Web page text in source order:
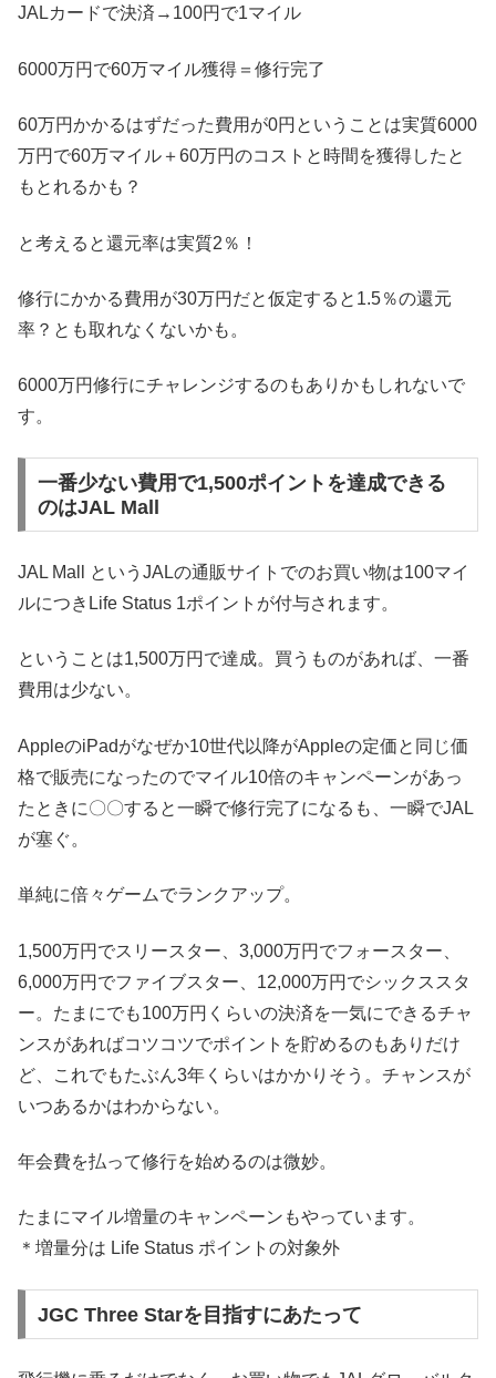
JALカードで決済→100円で1マイル
6000万円で60万マイル獲得＝修行完了
60万円かかるはずだった費用が0円ということは実質6000
万円で60万マイル＋60万円のコストと時間を獲得したと
もとれるかも？
と考えると還元率は実質2％！
修行にかかる費用が30万円だと仮定すると1.5％の還元
率？とも取れなくないかも。
6000万円修行にチャレンジするのもありかもしれないで
す。
一番少ない費用で1,500ポイントを達成できる
のはJAL Mall
JAL Mall というJALの通販サイトでのお買い物は100マイ
ルにつきLife Status 1ポイントが付与されます。
ということは1,500万円で達成。買うものがあれば、一番
費用は少ない。
AppleのiPadがなぜか10世代以降がAppleの定価と同じ価
格で販売になったのでマイル10倍のキャンペーンがあっ
たときに〇〇すると一瞬で修行完了になるも、一瞬でJAL
が塞ぐ。
単純に倍々ゲームでランクアップ。
1,500万円でスリースター、3,000万円でフォースター、
6,000万円でファイブスター、12,000万円でシックススタ
ー。たまにでも100万円くらいの決済を一気にできるチャ
ンスがあればコツコツでポイントを貯めるのもありだけ
ど、これでもたぶん3年くらいはかかりそう。チャンスが
いつあるかはわからない。
年会費を払って修行を始めるのは微妙。
たまにマイル増量のキャンペーンもやっています。
＊増量分は Life Status ポイントの対象外
JGC Three Starを目指すにあたって